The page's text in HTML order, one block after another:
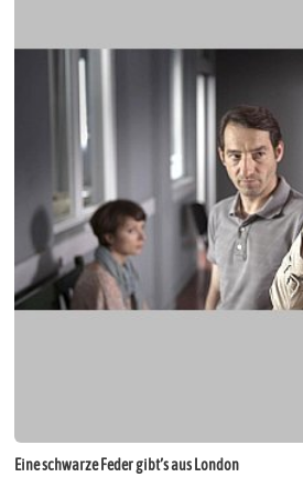
Eine schwarze Feder gibt’s aus London